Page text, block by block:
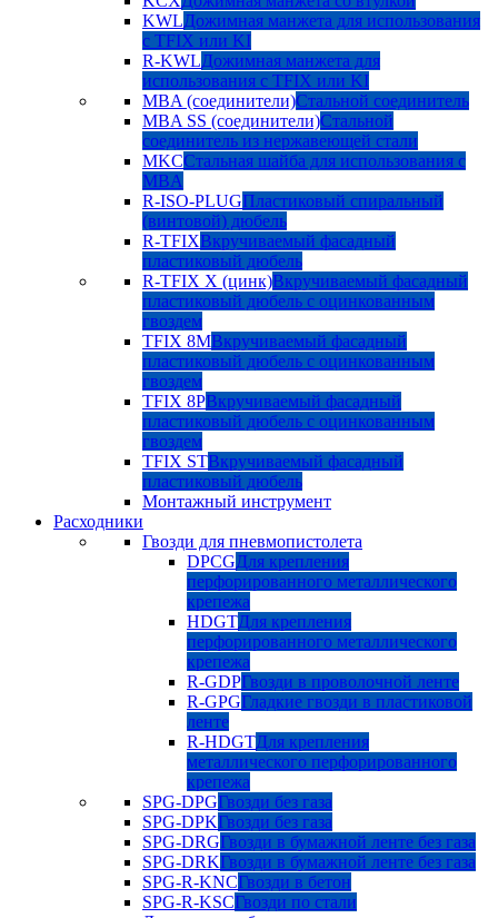
KWLДожимная манжета для использования
с TFIX или KI
R-KWLДожимная манжета для
использования с TFIX или KI
MBA (соединители)Стальной соединитель
MBA SS (соединители)Стальной
соединитель из нержавеющей стали
MKCСтальная шайба для использования с
MBA
R-ISO-PLUGПластиковый спиральный
(винтовой) дюбель
R-TFIXВкручиваемый фасадный
пластиковый дюбель
R-TFIX X (цинк)Вкручиваемый фасадный
пластиковый дюбель с оцинкованным
гвоздем
TFIX 8MВкручиваемый фасадный
пластиковый дюбель с оцинкованным
гвоздем
TFIX 8PВкручиваемый фасадный
пластиковый дюбель с оцинкованным
гвоздем
TFIX STВкручиваемый фасадный
пластиковый дюбель
Монтажный инструмент
Расходники
Гвозди для пневмопистолета
DPCGДля крепления
перфорированного металлического
крепежа
HDGTДля крепления
перфорированного металлического
крепежа
R-GDPГвозди в проволочной ленте
R-GPGГладкие гвозди в пластиковой
ленте
R-HDGTДля крепления
металлического перфорированного
крепежа
SPG-DPGГвозди без газа
SPG-DPKГвозди без газа
SPG-DRGГвозди в бумажной ленте без газа
SPG-DRKГвозди в бумажной ленте без газа
SPG-R-KNCГвозди в бетон
SPG-R-KSCГвозди по стали